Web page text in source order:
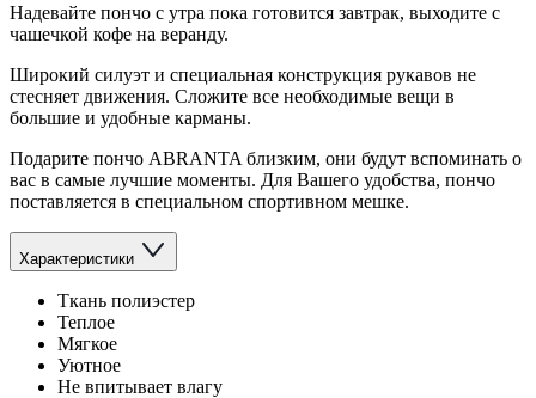
Надевайте пончо с утра пока готовится завтрак, выходите с
чашечкой кофе на веранду.
Широкий силуэт и специальная конструкция рукавов не
стесняет движения. Сложите все необходимые вещи в
большие и удобные карманы.
Подарите пончо ABRANTA близким, они будут вспоминать о
вас в самые лучшие моменты. Для Вашего удобства, пончо
поставляется в специальном спортивном мешке.
Характеристики
Ткань полиэстер
Теплое
Мягкое
Уютное
Не впитывает влагу